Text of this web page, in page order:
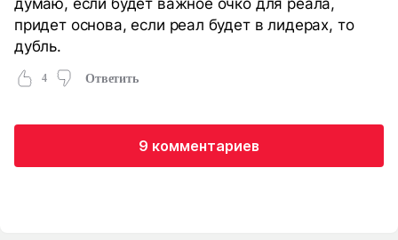
придет основа, если реал будет в лидерах, то
дубль.
4 Ответить
9 комментариев